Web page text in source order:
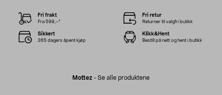
Mottez - Se alle produktene
Fri frakt
Fra 599,–*
Fri retur
Returner til valgfri butikk
Sikkert
365 dagers åpent kjøp
Klikk&Hent
Bestill på nett og hent i butikk